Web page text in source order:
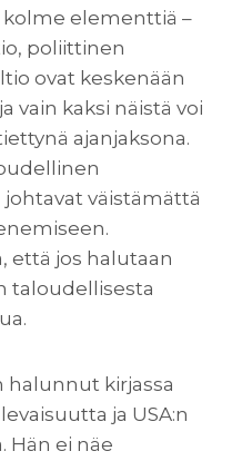
elementtiä –
poliittinen
ovat keskenään
vain kaksi näistä voi
ajanjaksona.
väistämättä
että jos halutaan
taloudellisesta
halunnut kirjassa
ja USA:n
Hän ei näe